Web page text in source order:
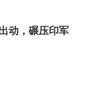
动，碾压印军